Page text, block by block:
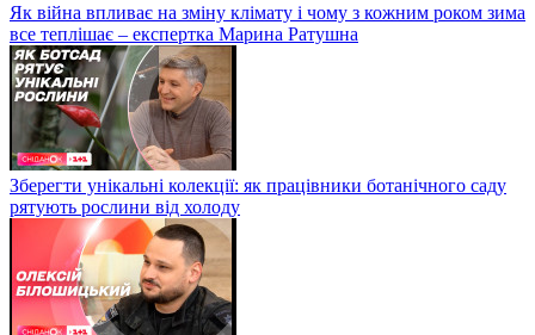
Як війна впливає на зміну клімату і чому з кожним роком зима
все теплішає – експертка Марина Ратушна
Зберегти унікальні колекції: як працівники ботанічного саду
рятують рослини від холоду